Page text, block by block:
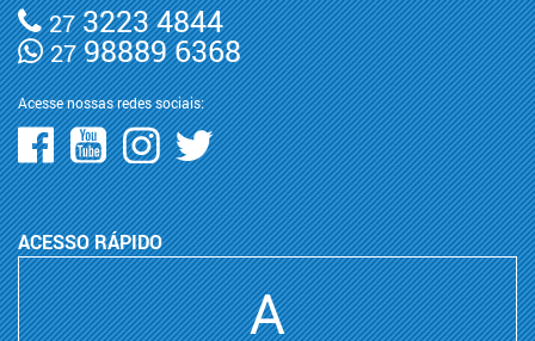
273223 4844
2798889 6368
Acesse nossas redes sociais:
ACESSO RÁPIDO
A